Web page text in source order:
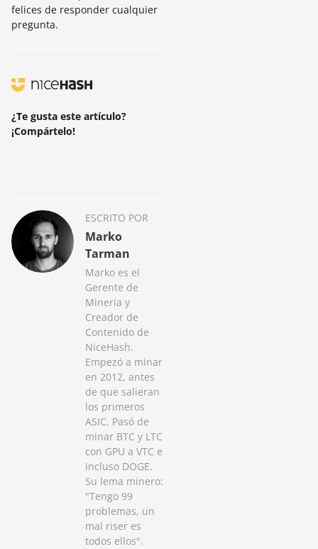
felices de responder cualquier
pregunta.
¿Te gusta este artículo?
¡Compártelo!
ESCRITO POR
Marko
Tarman
Marko es el
Gerente de
Minería y
Creador de
Contenido de
NiceHash.
Empezó a minar
en 2012, antes
de que salieran
los primeros
ASIC. Pasó de
minar BTC y LTC
con GPU a VTC e
incluso DOGE.
Su lema minero:
"Tengo 99
problemas, un
mal riser es
todos ellos".